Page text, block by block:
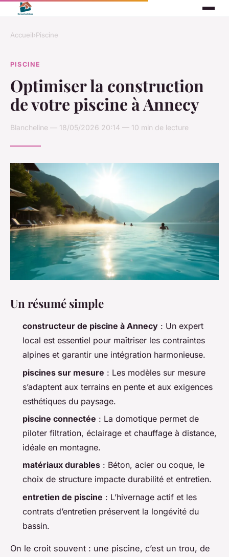
Accueil›Piscine
PISCINE
Optimiser la construction
de votre piscine à Annecy
Blancheline — 18/05/2026 20:14 — 10 min de lecture
Un résumé simple
constructeur de piscine à Annecy : Un expert
local est essentiel pour maîtriser les contraintes
alpines et garantir une intégration harmonieuse.
piscines sur mesure : Les modèles sur mesure
s’adaptent aux terrains en pente et aux exigences
esthétiques du paysage.
piscine connectée : La domotique permet de
piloter filtration, éclairage et chauffage à distance,
idéale en montagne.
matériaux durables : Béton, acier ou coque, le
choix de structure impacte durabilité et entretien.
entretien de piscine : L’hivernage actif et les
contrats d’entretien préservent la longévité du
bassin.
On le croit souvent : une piscine, c’est un trou, de